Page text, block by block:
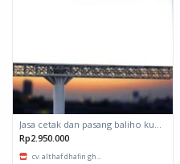
Jasa cetak dan pasang baliho kuburan 9m x 5m
Rp2.950.000
cv. althaf dhafin gh...